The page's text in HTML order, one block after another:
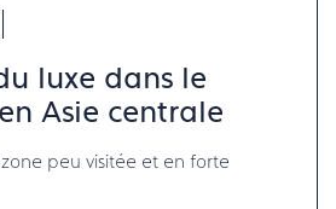
luxe dans le
Asie centrale